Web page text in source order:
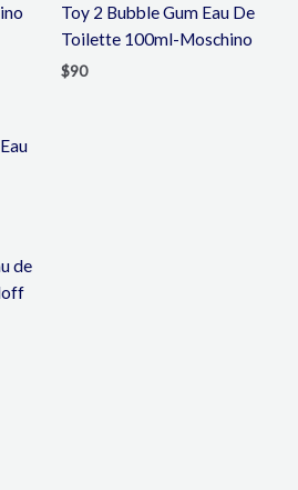
Toy 2 Bubble Gum Eau De
Toilette 100ml-Moschino
$90
de